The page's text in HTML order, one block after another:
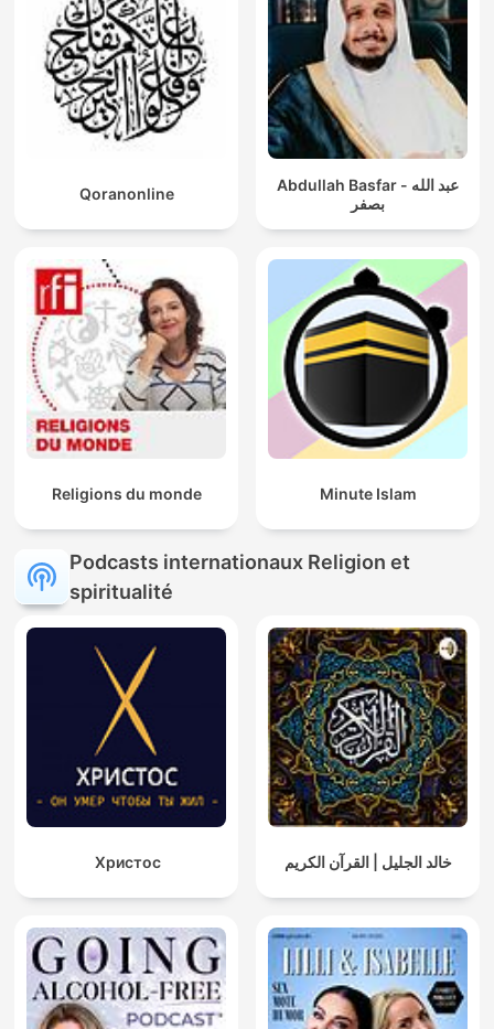
Qoranonline
Abdullah Basfar - عبد الله
بصفر
Religions du monde Minute Islam
Podcasts internationaux Religion et
spiritualité
Христос خالد الجليل | القرآن الكريم